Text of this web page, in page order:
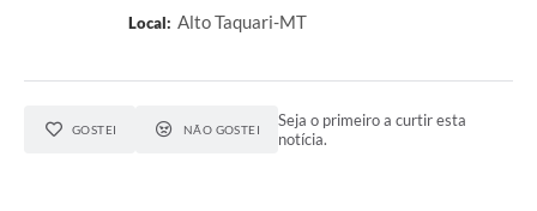
Local: Alto Taquari-MT
GOSTEI NÃO GOSTEI
Seja o primeiro a curtir esta
notícia.